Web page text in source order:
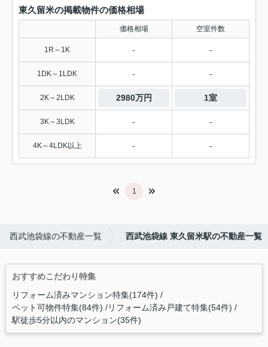
東久留米の掲載物件の価格相場
価格相場 空室件数
1R～1K - -
1DK～1LDK - -
2K～2LDK 2980万円 1室
3K～3LDK - -
4K～4LDK以上 - -
1
西武池袋線の不動産一覧 西武池袋線 東久留米駅の不動産一覧
おすすめこだわり特集
リフォーム済みマンション特集(174件)
ペット可物件特集(84件) リフォーム済み戸建て特集(54件)
駅徒歩5分以内のマンション(35件)